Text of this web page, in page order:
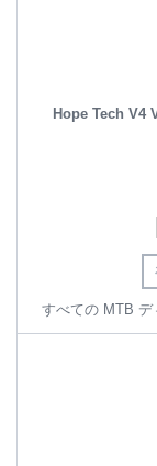
Hope Tech V4
すべての MTB デ